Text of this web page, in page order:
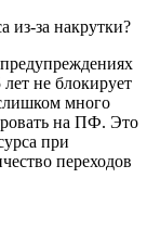
из-за накрутки?
не блокирует
много
на ПФ. Это
при
переходов